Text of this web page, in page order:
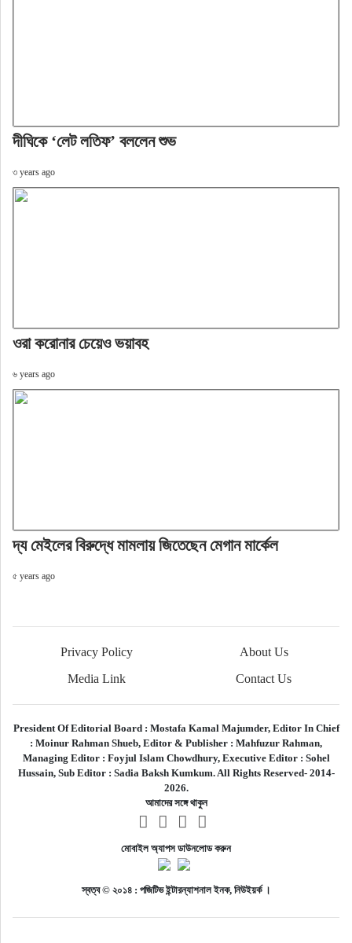
দীঘিকে ‘লেট লতিফ’ বললেন শুভ
৩ years ago
ওরা করোনার চেয়েও ভয়াবহ
৬ years ago
দ্য মেইলের বিরুদ্ধে মামলায় জিতেছেন মেগান মার্কেল
৫ years ago
Privacy Policy
About Us
Media Link
Contact Us
President Of Editorial Board : Mostafa Kamal Majumder, Editor In Chief
: Moinur Rahman Shueb, Editor & Publisher : Mahfuzur Rahman,
Managing Editor : Foyjul Islam Chowdhury, Executive Editor : Sohel
Hussain, Sub Editor : Sadia Baksh Kumkum. All Rights Reserved- 2014-
2026.
আমাদের সঙ্গে থাকুন
মোবাইল অ্যাপস ডাউনলোড করুন
স্বত্ব © ২০১৪ : পজিটিভ ইন্টারন্যাশনাল ইনক, নিউইয়র্ক ।